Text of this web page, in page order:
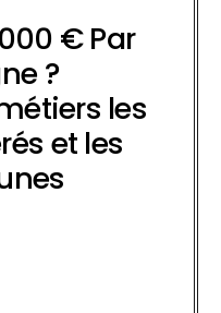
€ Par
?
les
et les